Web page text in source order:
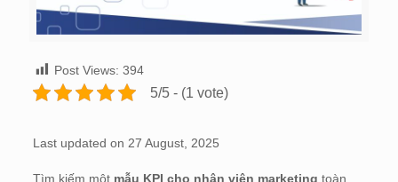
Post Views: 394
5/5 - (1 vote)
Last updated on 27 August, 2025
Tìm kiếm một mẫu KPI cho nhân viên marketing toàn